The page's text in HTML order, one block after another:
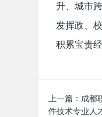
升、城市
发挥政、
积累宝贵
上一篇： 成都
件技术专业人